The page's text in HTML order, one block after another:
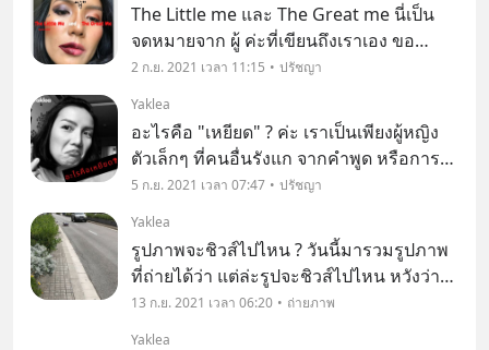
The Little me และ The Great me นี่เป็น
จดหมายจาก ผู้ ค่ะที่เขียนถึงเราเอง ขอ
อธิบายก่อนนิดนึงว่าจดหมายจาก ผู้ มาจาก
ไหน เราเป็นผู้หญิงที่ไม่ได้ดี 100 % แล้ววัน
นึงวันที่มีโควิด ทำให้ชีวิตเปลื่อนค่ะ ต้องบ
2 ก.ย. 2021 เวลา 11:15
ปรัชญา
Yaklea
อะไรคือ "เหยียด" ? ค่ะ เราเป็นเพียงผู้หญิง
ตัวเล็กๆ ที่คนอื่นรังแก จากคำพูด หรือการก
ระทำตั้งแต่จำความได้ ก็จะโดน ติตั้งแต่นิ้ว
เท้า ถึงหัว หรือโดน รังแกจากคำพูดตั้งแต่หัว
จรดเท้านั่นเองค่ะ
5 ก.ย. 2021 เวลา 07:47
ปรัชญา
Yaklea
รูปภาพจะชิวส์ไปไหน ? วันนี้มารวมรูปภาพ
ที่ถ่ายได้ว่า แต่ล่ะรูปจะชิวส์ไปไหน หวังว่า
จะเรียกรอยยิ้ม หรือจะหวาดเสียวแทน เราก็
ไม่แน่ใจนะงานนี้นะ ต้องไปดูเอง!
13 ก.ย. 2021 เวลา 06:20
ถ่ายภาพ
Yaklea